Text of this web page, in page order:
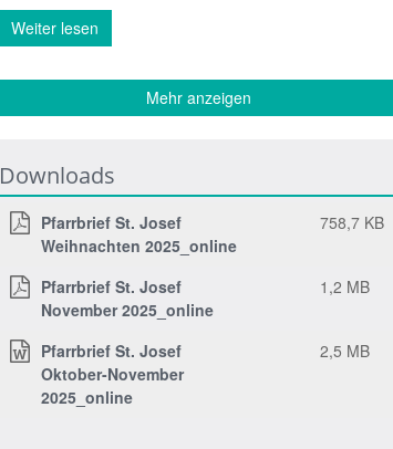
Weiter lesen
Mehr anzeigen
Downloads
Pfarrbrief St. Josef
Weihnachten 2025_online
758,7 KB
Pfarrbrief St. Josef
November 2025_online
1,2 MB
Pfarrbrief St. Josef
Oktober-November
2025_online
2,5 MB